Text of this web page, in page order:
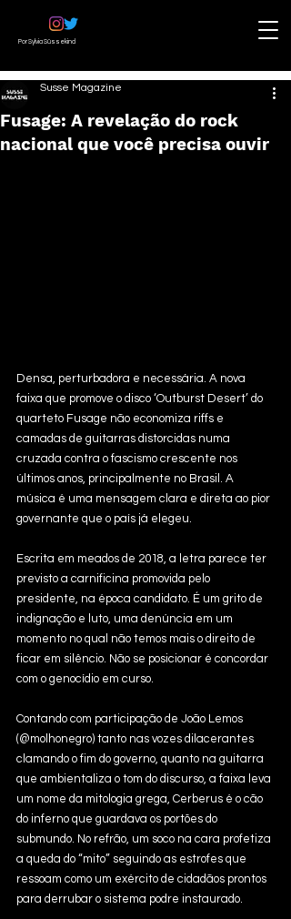
Por Sylvia Süssekind
Fusage: A revelação do rock
nacional que você precisa ouvir
Susse Magazine
Densa, perturbadora e necessária. A nova
faixa que promove o disco ‘Outburst Desert’ do
quarteto Fusage não economiza riffs e
camadas de guitarras distorcidas numa
cruzada contra o fascismo crescente nos
últimos anos, principalmente no Brasil. A
música é uma mensagem clara e direta ao pior
governante que o país já elegeu.
Escrita em meados de 2018, a letra parece ter
previsto a carnificina promovida pelo
presidente, na época candidato. É um grito de
indignação e luto, uma denúncia em um
momento no qual não temos mais o direito de
ficar em silêncio. Não se posicionar é concordar
com o genocídio em curso.
Contando com participação de João Lemos
(@molhonegro) tanto nas vozes dilacerantes
clamando o fim do governo, quanto na guitarra
que ambientaliza o tom do discurso, a faixa leva
um nome da mitologia grega, Cerberus é o cão
do inferno que guardava os portões do
submundo. No refrão, um soco na cara profetiza
a queda do “mito” seguindo as estrofes que
ressoam como um exército de cidadãos prontos
para derrubar o sistema podre instaurado.